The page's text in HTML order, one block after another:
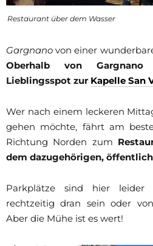
Restaurant über dem Wasser
Gargnano von einer
Oberhalb von
Lieblingsspot zur Kapelle San
Wer nach einem leckeren
gehen möchte, fährt am
Richtung Norden zum
dem dazugehörigen,
Parkplätze sind hier
rechtzeitig dran sein oder
Aber die Mühe ist es wert!